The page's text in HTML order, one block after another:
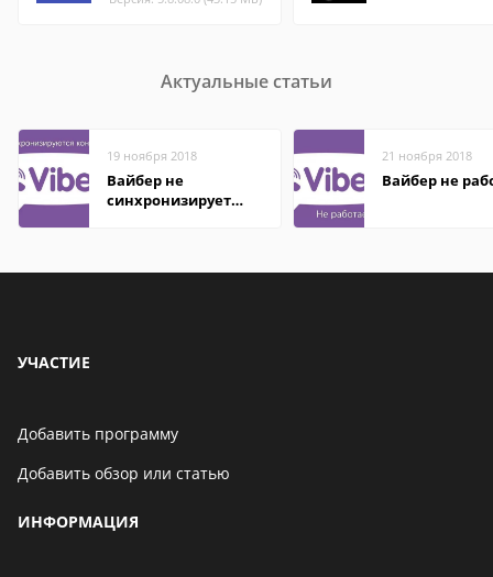
Актуальные статьи
19 ноября 2018
Вайбер не
синхронизирует
21 ноября 2018
Вайбер не
УЧАСТИЕ
Добавить программу
Добавить обзор или статью
ИНФОРМАЦИЯ